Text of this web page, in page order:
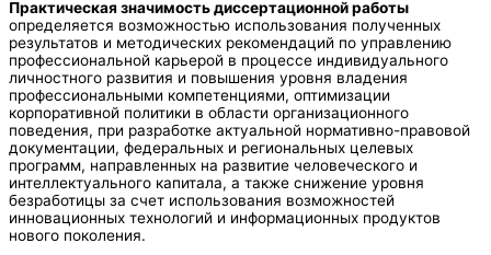
Практическая значимость диссертационной работы
определяется возможностью использования полученных
результатов и методических рекомендаций по управлению
профессиональной карьерой в процессе индивидуального
личностного развития и повышения уровня владения
профессиональными компетенциями, оптимизации
корпоративной политики в области организационного
поведения, при разработке актуальной нормативно-правовой
документации, федеральных и региональных целевых
программ, направленных на развитие человеческого и
интеллектуального капитала, а также снижение уровня
безработицы за счет использования возможностей
инновационных технологий и информационных продуктов
нового поколения.